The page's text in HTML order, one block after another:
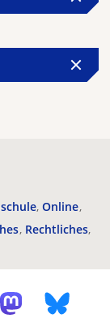
Online
Rechtliches